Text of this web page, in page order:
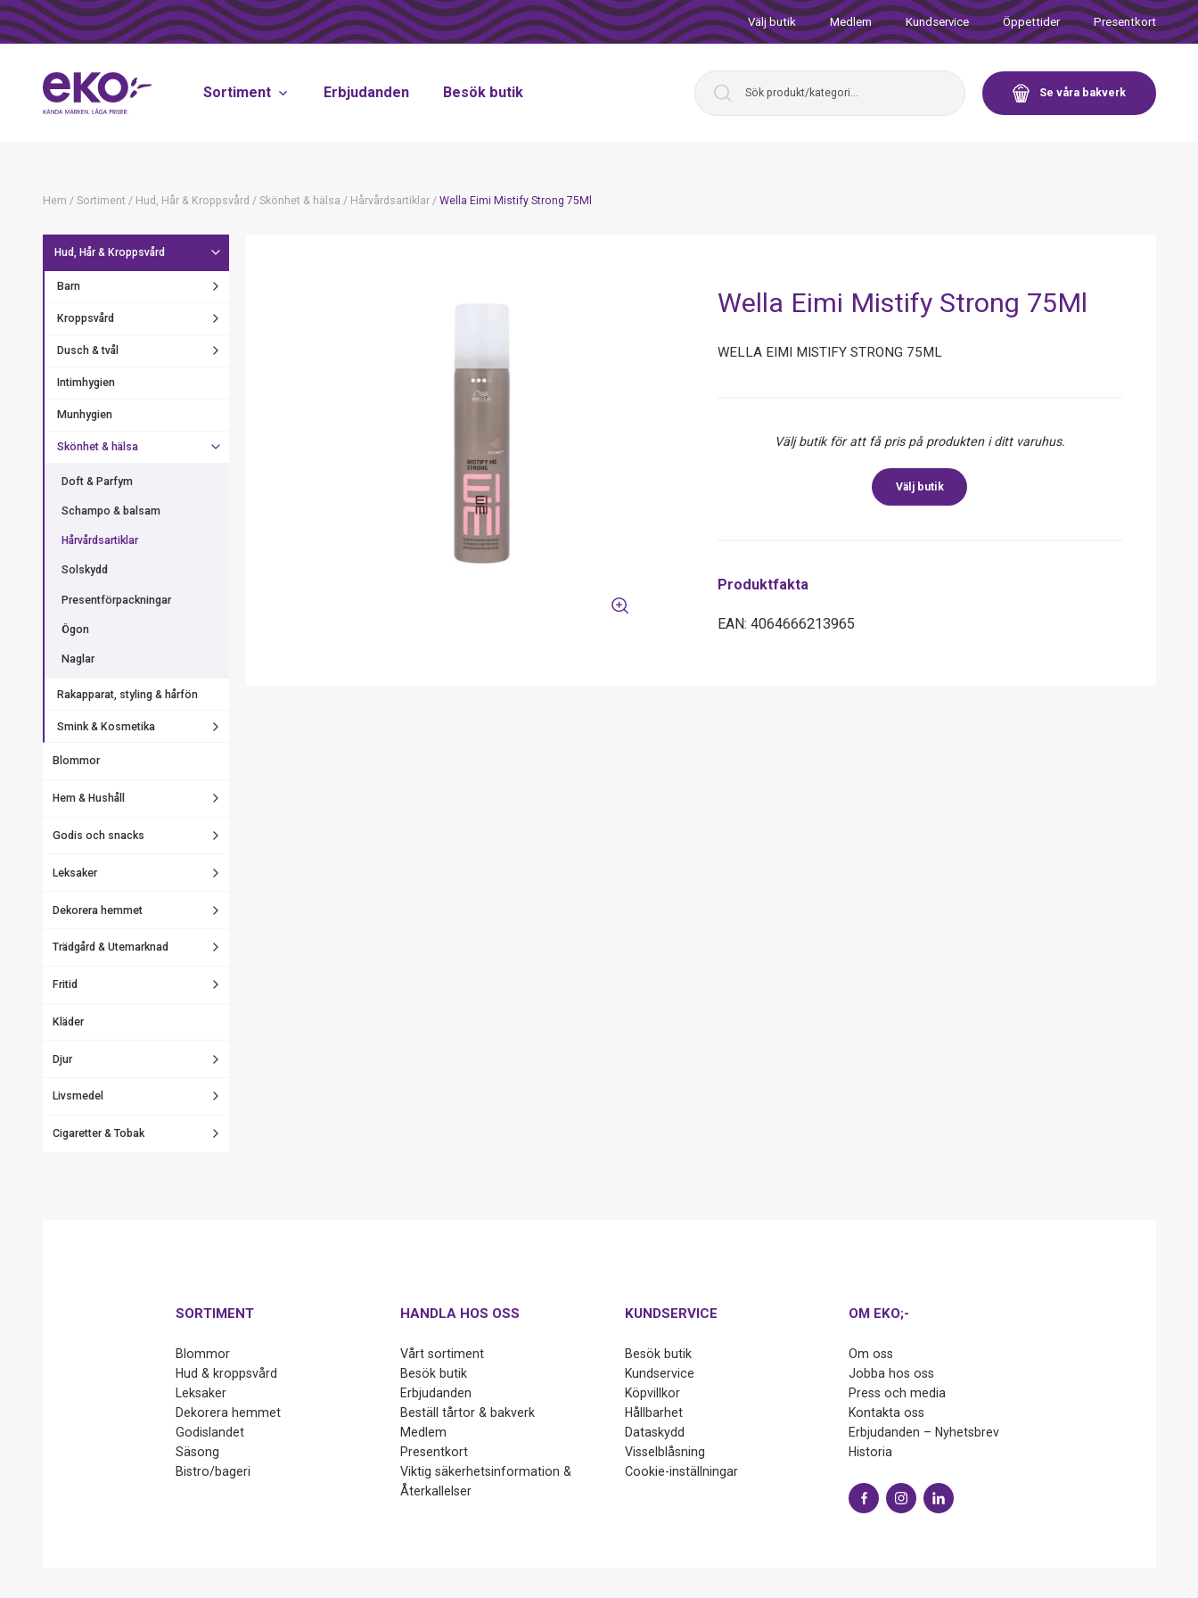
Välj butik Medlem Kundservice Öppettider Presentkort
Sortiment Erbjudanden Besök butik Se våra bakverk
Hem / Sortiment / Hud, Hår & Kroppsvård / Skönhet & hälsa / Hårvårdsartiklar / Wella Eimi Mistify Strong 75Ml
Hud, Hår & Kroppsvård
Barn
Kroppsvård
Dusch & tvål
Intimhygien
Munhygien
Skönhet & hälsa
Doft & Parfym
Schampo & balsam
Hårvårdsartiklar
Solskydd
Presentförpackningar
Ögon
Naglar
Rakapparat, styling & hårfön
Smink & Kosmetika
Blommor
Hem & Hushåll
Godis och snacks
Leksaker
Dekorera hemmet
Trädgård & Utemarknad
Fritid
Kläder
Djur
Livsmedel
Cigaretter & Tobak
Wella Eimi Mistify Strong 75Ml
WELLA EIMI MISTIFY STRONG 75ML
Välj butik för att få pris på produkten i ditt varuhus.
Välj butik
Produktfakta
EAN: 4064666213965
SORTIMENT
Blommor
Hud & kroppsvård
Leksaker
Dekorera hemmet
Godislandet
Säsong
Bistro/bageri
HANDLA HOS OSS
Vårt sortiment
Besök butik
Erbjudanden
Beställ tårtor & bakverk
Medlem
Presentkort
Viktig säkerhetsinformation &
Återkallelser
KUNDSERVICE
Besök butik
Kundservice
Köpvillkor
Hållbarhet
Dataskydd
Visselblåsning
Cookie-inställningar
OM EKO;-
Om oss
Jobba hos oss
Press och media
Kontakta oss
Erbjudanden – Nyhetsbrev
Historia